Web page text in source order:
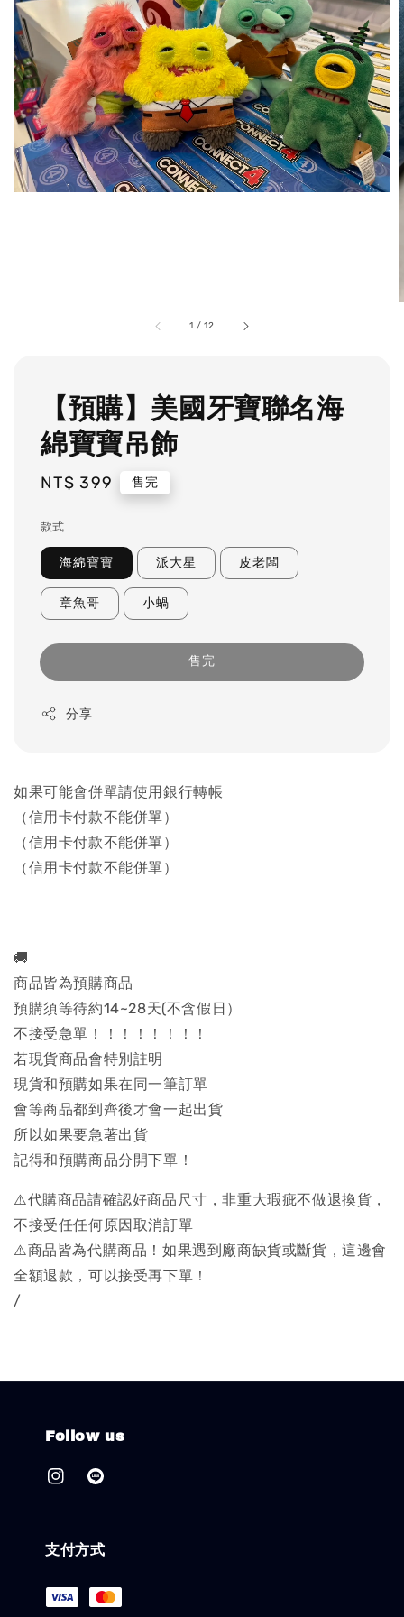
1 /12
【預購】美國牙寶聯名海
綿寶寶吊飾
Regular
NT$ 399 售完
款式
海綿寶寶 派大星 皮老闆
章魚哥 小蝸
售完
分享
如果可能會併單請使用銀行轉帳
（信用卡付款不能併單）
（信用卡付款不能併單）
（信用卡付款不能併單）
🚚
商品皆為預購商品
預購須等待約14~28天(不含假日）
不接受急單！！！！！！！！
若現貨商品會特別註明
現貨和預購如果在同一筆訂單
會等商品都到齊後才會一起出貨
所以如果要急著出貨
記得和預購商品分開下單！
⚠️代購商品請確認好商品尺寸，非重大瑕疵不做退換貨，
不接受任任何原因取消訂單
⚠️商品皆為代購商品！如果遇到廠商缺貨或斷貨，這邊會
全額退款，可以接受再下單！
/
Follow us
支付方式